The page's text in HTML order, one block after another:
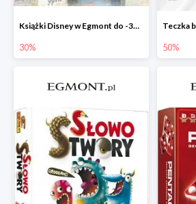
Książki Disney w Egmont do -30%
30% 50%